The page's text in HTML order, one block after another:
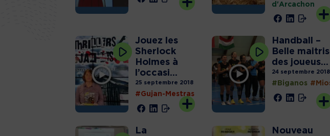
d'Arcachon
Jouez les
Sherlock
Holmes à
l’occasi...
25 septembre 2018
#Gujan-Mestras
Handball –
Belle
des joueus...
24 septembre 2018
#Biganos
La
Nouveau